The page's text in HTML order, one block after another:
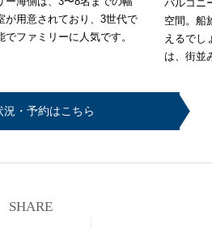
が用意されており、3世代で
ファミリーに人気です。
バルコニ
空間。船
えるでし
は、街並
況・予約はこちら
SHARE